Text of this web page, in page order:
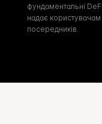
фундаментальні
надає
посередників.